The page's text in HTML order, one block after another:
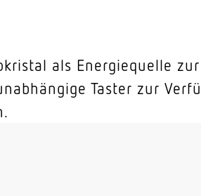
als Energiequelle
Taster zur